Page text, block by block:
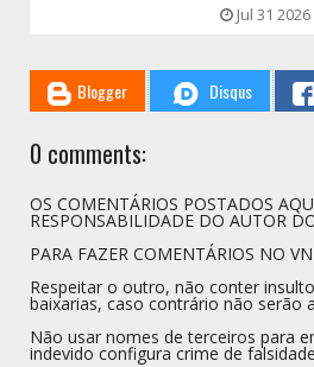
Jul 31 2026
Blogger Disqus
0 comments:
OS COMENTÁRIOS POSTADOS
RESPONSABILIDADE DO AUTOR
PARA FAZER COMENTÁRIOS NO
Respeitar o outro, não conter
baixarias, caso contrário não serão
Não usar nomes de terceiros para
indevido configura crime de